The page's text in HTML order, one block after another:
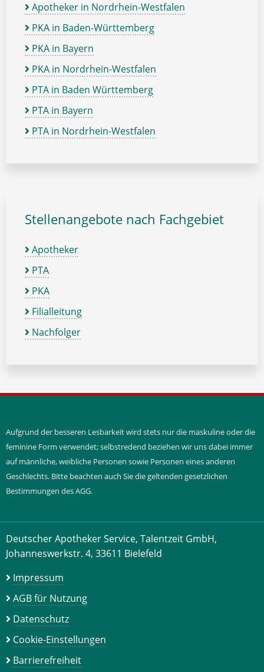
Apotheker in Nordrhein-Westfalen
PKA in Baden-Württemberg
PKA in Bayern
PKA in Nordrhein-Westfalen
PTA in Baden Württemberg
PTA in Bayern
PTA in Nordrhein-Westfalen
Stellenangebote nach Fachgebiet
Apotheker
PTA
PKA
Filialleitung
Nachfolger
Aufgrund der besseren Lesbarkeit wird stets nur die maskuline oder die
feminine Form verwendet; selbstredend beziehen wir uns dabei immer
auf männliche, weibliche Personen sowie Personen eines anderen
Geschlechts. Bitte beachten auch Sie die geltenden gesetzlichen
Bestimmungen des AGG.
Deutscher Apotheker Service, Talentzeit GmbH,
Johanneswerkstr. 4, 33611 Bielefeld
Impressum
AGB für Nutzung
Datenschutz
Cookie-Einstellungen
Barrierefreiheit